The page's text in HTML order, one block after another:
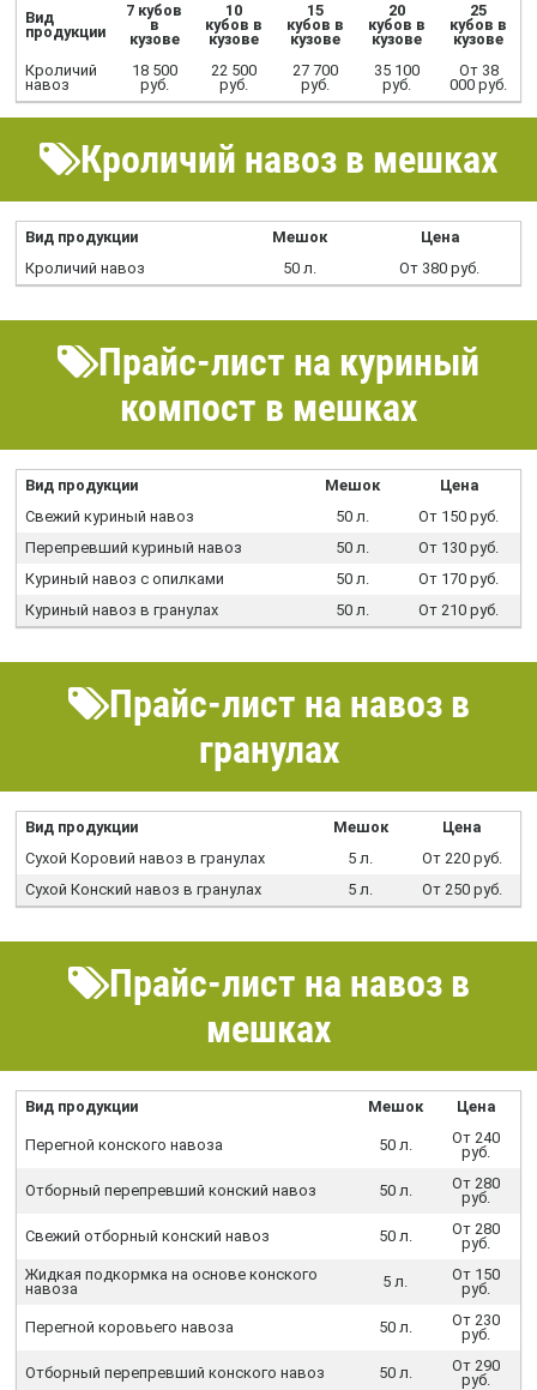
Вид
продукции
7 кубов
в
кузове
10
кубов в
кузове
15
кубов в
кузове
20
кубов в
кузове
25
кубов в
кузове
Кроличий
навоз
18 500
руб.
22 500
руб.
27 700
руб.
35 100
руб.
От 38
000 руб.
Кроличий навоз в мешках
Вид продукции Мешок
Цена
Кроличий навоз
50 л. От 380 руб.
Прайс-лист на куриный
компост в мешках
Вид продукции Мешок
Цена
Свежий куриный навоз
50 л.
От 150 руб.
Перепревший куриный навоз
50 л.
От 130 руб.
Куриный навоз с опилками
50 л.
От 170 руб.
Куриный навоз в гранулах
50 л. От 210 руб.
Прайс-лист на навоз в
гранулах
Вид продукции Мешок
Цена
Сухой Коровий навоз в гранулах
5 л.
От 220 руб.
Сухой Конский навоз в гранулах
5 л. От 250 руб.
Прайс-лист на навоз в
мешках
Вид продукции Мешок Цена
Перегной конского навоза 50 л.
От 240
руб.
Отборный перепревший конский навоз 50 л.
От 280
руб.
Свежий отборный конский навоз 50 л.
От 280
руб.
Жидкая подкормка на основе конского
навоза
5 л.
От 150
руб.
Перегной коровьего навоза 50 л.
От 230
руб.
Отборный перепревший конского навоз 50 л.
От 290
руб.